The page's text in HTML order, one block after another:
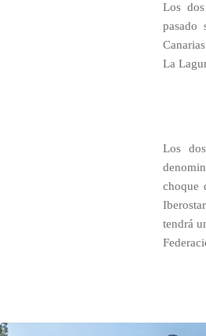
Los
pasado
La
Los
choque
tendrá